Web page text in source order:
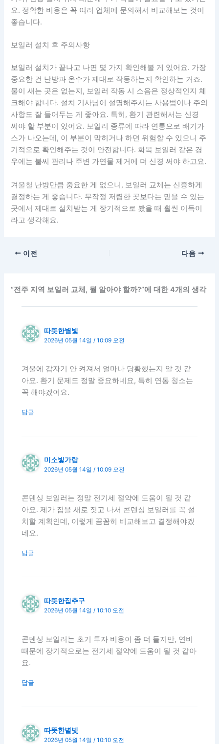
요. 정확한 비용은 꼭 여러 업체에 문의해서 비교해보는 것이
좋습니다.
보일러 설치 후 주의사항
보일러 설치가 끝나고 나면 몇 가지 확인해볼 게 있어요. 가장
중요한 건 난방과 온수가 제대로 작동하는지 확인하는 거죠.
물이 새는 곳은 없는지, 보일러 작동 시 소음은 정상적인지 체
크해야 합니다. 설치 기사님이 설명해주시는 사용법이나 주의
사항도 잘 들어두는 게 좋아요. 특히, 환기 관련해서는 신경
써야 할 부분이 있어요. 보일러 종류에 따라 연통으로 배기가
스가 나오는데, 이 부분이 막히거나 하면 위험할 수 있으니 주
기적으로 확인해주는 것이 안전합니다. 화목 보일러 같은 경
우에는 불씨 관리나 주변 가연물 제거에 더 신경 써야 하고요.
겨울철 난방만큼 중요한 게 없으니, 보일러 교체는 신중하게
결정하는 게 좋습니다. 무작정 저렴한 곳보다는 믿을 수 있는
곳에서 제대로 설치받는 게 장기적으로 봤을 때 훨씬 이득이
라고 생각해요.
이전 다음
“전주 지역 보일러 교체, 뭘 알아야 할까?”에 대한 4개의 생각
따뜻한별빛
2026년 05월 14일 / 10:09 오전
겨울에 갑자기 안 켜져서 얼마나 당황했는지 알 것 같
아요. 환기 문제도 정말 중요하네요, 특히 연통 청소는
꼭 해야겠어요.
답글
미소빛가람
2026년 05월 14일 / 10:09 오전
콘덴싱 보일러는 정말 전기세 절약에 도움이 될 것 같
아요. 제가 집을 새로 짓고 나서 콘덴싱 보일러를 꼭 설
치할 계획인데, 이렇게 꼼꼼히 비교해보고 결정해야겠
네요.
답글
따뜻한집추구
2026년 05월 14일 / 10:10 오전
콘덴싱 보일러는 초기 투자 비용이 좀 더 들지만, 연비
때문에 장기적으로는 전기세 절약에 도움이 될 것 같아
요.
답글
따뜻한별빛
2026년 05월 14일 / 10:10 오전